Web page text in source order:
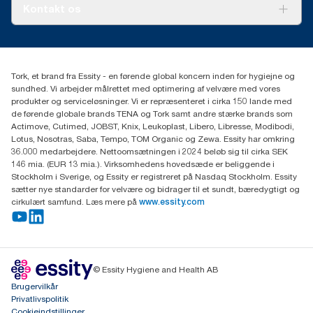
Smiley-rapport
(+45) 48 16 82 44
Professional Hygiene
Gydevang 33
DK-3450 Allerød
Tork, et brand fra Essity - en førende global koncern inden for hygiejne og
sundhed. Vi arbejder målrettet med optimering af velvære med vores
produkter og serviceløsninger. Vi er repræsenteret i cirka 150 lande med
de førende globale brands TENA og Tork samt andre stærke brands som
Actimove, Cutimed, JOBST, Knix, Leukoplast, Libero, Libresse, Modibodi,
Lotus, Nosotras, Saba, Tempo, TOM Organic og Zewa. Essity har omkring
36.000 medarbejdere. Nettoomsætningen i 2024 beløb sig til cirka SEK
146 mia. (EUR 13 mia.). Virksomhedens hovedsæde er beliggende i
Stockholm i Sverige, og Essity er registreret på Nasdaq Stockholm. Essity
sætter nye standarder for velvære og bidrager til et sundt, bæredygtigt og
cirkulært samfund. Læs mere på www.essity.com
© Essity Hygiene and Health AB
Brugervilkår
Privatlivspolitik